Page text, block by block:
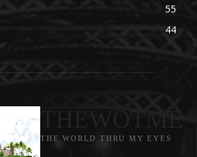
55
44
THE WORLD THRU MY EYES